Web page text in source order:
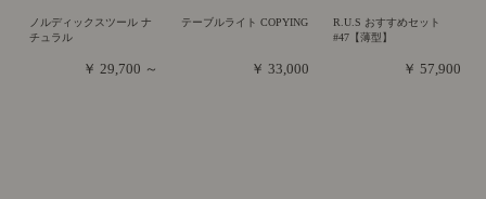
ノルディックスツール ナ
チュラル
￥ 29,700 ～
テーブルライト COPYING
￥ 33,000
R.U.S おすすめセット
#47【薄型】
￥ 57,900